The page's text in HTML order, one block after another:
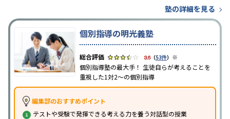
塾の詳細を見る
個別指導の明光義塾
3.6（53件） ※
個別指導塾の最大手！ 生徒自らが考えることを
重視した1対2〜の個別指導
編集部のおすすめポイント
テストや受験で発揮できる考える力を養う対話型の授業